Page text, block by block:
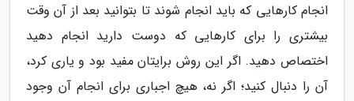
انجام کارهایی که باید انجام شوند تا بتوانید بعد از آن وقت
بیشتری را برای کارهایی که دوست دارید انجام دهید
اختصاص دهید. اگر این روش برایتان مفید بود و یاری کرد،
آن را دنبال کنید؛ اگر نه، هیچ اجباری برای انجام آن وجود